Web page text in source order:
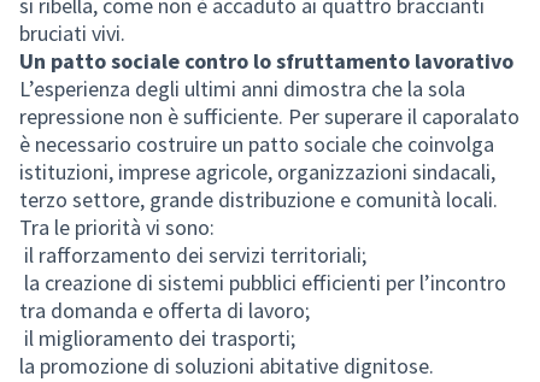
si ribella, come non è accaduto ai quattro braccianti
bruciati vivi.
Un patto sociale contro lo sfruttamento lavorativo
L’esperienza degli ultimi anni dimostra che la sola
repressione non è sufficiente. Per superare il caporalato
è necessario costruire un patto sociale che coinvolga
istituzioni, imprese agricole, organizzazioni sindacali,
terzo settore, grande distribuzione e comunità locali.
Tra le priorità vi sono:
il rafforzamento dei servizi territoriali;
la creazione di sistemi pubblici efficienti per l’incontro
tra domanda e offerta di lavoro;
il miglioramento dei trasporti;
la promozione di soluzioni abitative dignitose.